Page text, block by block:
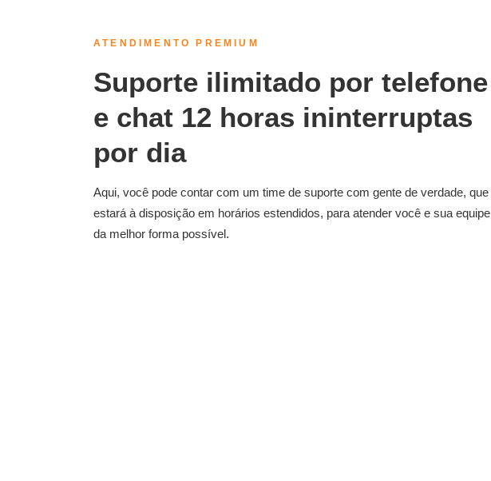
ATENDIMENTO PREMIUM
Suporte ilimitado por telefone
e chat 12 horas ininterruptas
por dia
Aqui, você pode contar com um time de suporte com gente de verdade, que
estará à disposição em horários estendidos, para atender você e sua equipe
da melhor forma possível.